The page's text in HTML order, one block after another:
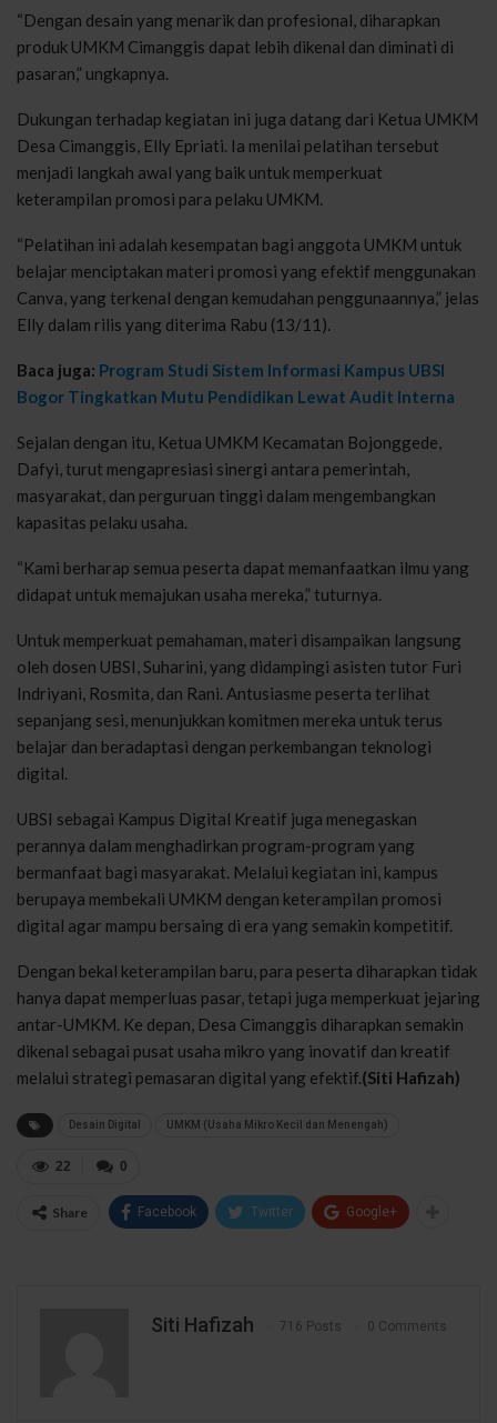
“Dengan desain yang menarik dan profesional, diharapkan
produk UMKM Cimanggis dapat lebih dikenal dan diminati di
pasaran,” ungkapnya.
Dukungan terhadap kegiatan ini juga datang dari Ketua UMKM
Desa Cimanggis, Elly Epriati. Ia menilai pelatihan tersebut
menjadi langkah awal yang baik untuk memperkuat
keterampilan promosi para pelaku UMKM.
“Pelatihan ini adalah kesempatan bagi anggota UMKM untuk
belajar menciptakan materi promosi yang efektif menggunakan
Canva, yang terkenal dengan kemudahan penggunaannya,” jelas
Elly dalam rilis yang diterima Rabu (13/11).
Baca juga: Program Studi Sistem Informasi Kampus UBSI
Bogor Tingkatkan Mutu Pendidikan Lewat Audit Interna
Sejalan dengan itu, Ketua UMKM Kecamatan Bojonggede,
Dafyi, turut mengapresiasi sinergi antara pemerintah,
masyarakat, dan perguruan tinggi dalam mengembangkan
kapasitas pelaku usaha.
“Kami berharap semua peserta dapat memanfaatkan ilmu yang
didapat untuk memajukan usaha mereka,” tuturnya.
Untuk memperkuat pemahaman, materi disampaikan langsung
oleh dosen UBSI, Suharini, yang didampingi asisten tutor Furi
Indriyani, Rosmita, dan Rani. Antusiasme peserta terlihat
sepanjang sesi, menunjukkan komitmen mereka untuk terus
belajar dan beradaptasi dengan perkembangan teknologi
digital.
UBSI sebagai Kampus Digital Kreatif juga menegaskan
perannya dalam menghadirkan program-program yang
bermanfaat bagi masyarakat. Melalui kegiatan ini, kampus
berupaya membekali UMKM dengan keterampilan promosi
digital agar mampu bersaing di era yang semakin kompetitif.
Dengan bekal keterampilan baru, para peserta diharapkan tidak
hanya dapat memperluas pasar, tetapi juga memperkuat jejaring
antar-UMKM. Ke depan, Desa Cimanggis diharapkan semakin
dikenal sebagai pusat usaha mikro yang inovatif dan kreatif
melalui strategi pemasaran digital yang efektif.(Siti Hafizah)
Desain Digital UMKM (Usaha Mikro Kecil dan Menengah)
0
22
Share Facebook Twitter Google+
Siti Hafizah 716 Posts 0 Comments